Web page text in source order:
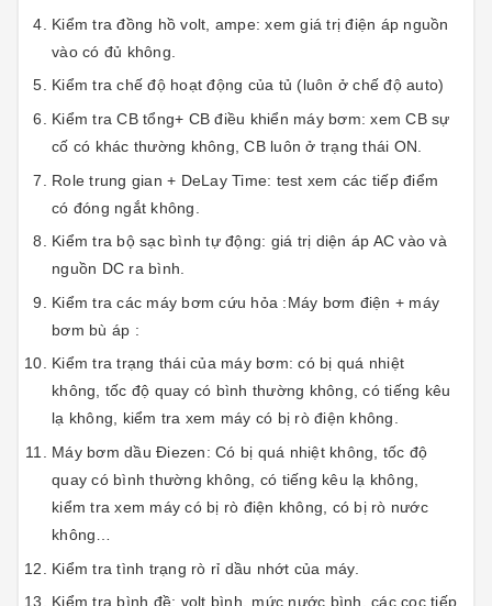
Kiểm tra đồng hồ volt, ampe: xem giá trị điện áp nguồn
vào có đủ không.
Kiểm tra chế độ hoạt động của tủ (luôn ở chế độ auto)
Kiểm tra CB tổng+ CB điều khiển máy bơm: xem CB sự
cố có khác thường không, CB luôn ở trạng thái ON.
Role trung gian + DeLay Time: test xem các tiếp điểm
có đóng ngắt không.
Kiểm tra bộ sạc bình tự động: giá trị diện áp AC vào và
nguồn DC ra bình.
Kiểm tra các máy bơm cứu hỏa :Máy bơm điện + máy
bơm bù áp :
Kiểm tra trạng thái của máy bơm: có bị quá nhiệt
không, tốc độ quay có bình thường không, có tiếng kêu
lạ không, kiểm tra xem máy có bị rò điện không.
Máy bơm dầu Điezen: Có bị quá nhiệt không, tốc độ
quay có bình thường không, có tiếng kêu lạ không,
kiểm tra xem máy có bị rò điện không, có bị rò nước
không…
Kiểm tra tình trạng rò rỉ dầu nhớt của máy.
Kiểm tra bình đề: volt bình, mức nước bình, các cọc tiếp